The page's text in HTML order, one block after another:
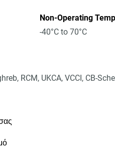
Non-Operating
-40°C to 70°C
RCM, UKCA, VCCI, CB-